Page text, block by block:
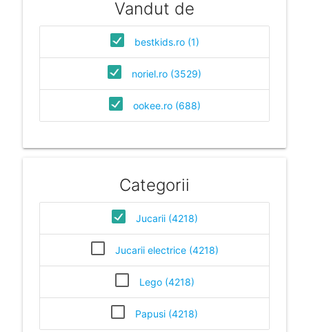
Vandut de
bestkids.ro (1)
noriel.ro (3529)
ookee.ro (688)
Categorii
Jucarii (4218)
Jucarii electrice (4218)
Lego (4218)
Papusi (4218)